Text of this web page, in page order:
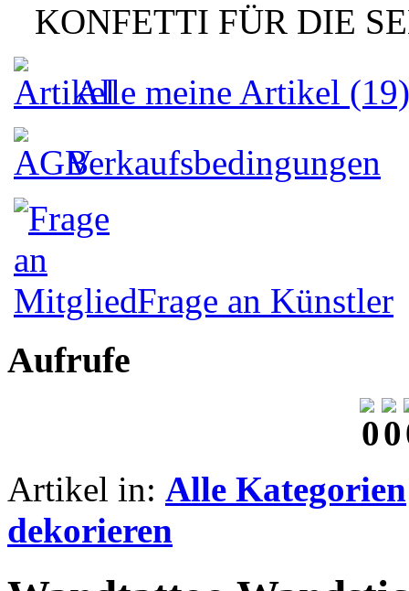
KONFETTI FÜR DIE
Alle meine Artikel (19)
Verkaufsbedingungen
Frage an Künstler
Aufrufe
Artikel in: Alle Kategorien
dekorieren